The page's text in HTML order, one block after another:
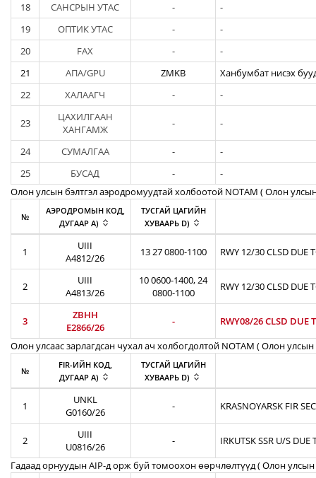
18
САНСРЫН УТАС -
-
19
ОПТИК УТАС -
-
20
FAX -
-
21
АПА/GPU ZMKB
Ханбумбат нисэх
22
ХАЛААГЧ - -
23
ЦАХИЛГААН
ХАНГАМЖ
- -
24 СУМАЛГАА -
-
25
БУСАД -
-
Олон улсын бэлтгэл аэродромуудтай холбоотой NOTAM ( Oлон
№
АЭРОДРОМЫН КОД,
ДУГААР A)
ТУСГАЙ ЦАГИЙН
ХУВААРЬ D)
1
UIII
A4812/26
13 27 0800-1100 RWY 12/30 CLSD DUE
2
UIII
A4813/26
10 0600-1400, 24
0800-1100
RWY 12/30 CLSD DUE
3
ZBHH
E2866/26
-
RWY08/26 CLSD DUE
Олон улсаас зарлагдсан чухал ач холбогдолтой NOTAM ( Олон улсын
№
FIR-ИЙН КОД,
ДУГААР A)
ТУСГАЙ ЦАГИЙН
ХУВААРЬ D)
1
UNKL
G0160/26
- KRASNOYARSK FIR
2
UIII
U0816/26
-
IRKUTSK SSR U/S DUE
Гадаад орнуудын AIP-д орж буй томоохон өөрчлөлтүүд ( Олон улсын